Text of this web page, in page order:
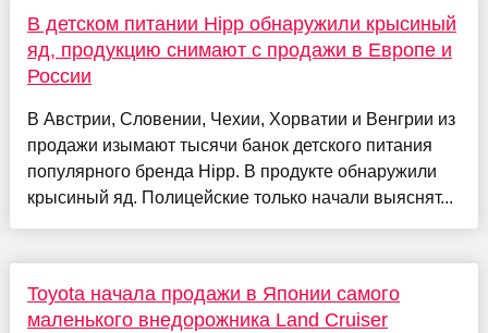
В детском питании Hipp обнаружили крысиный
яд, продукцию снимают с продажи в Европе и
России
В Австрии, Словении, Чехии, Хорватии и Венгрии из
продажи изымают тысячи банок детского питания
популярного бренда Hipp. В продукте обнаружили
крысиный яд. Полицейские только начали выяснят...
Toyota начала продажи в Японии самого
маленького внедорожника Land Cruiser